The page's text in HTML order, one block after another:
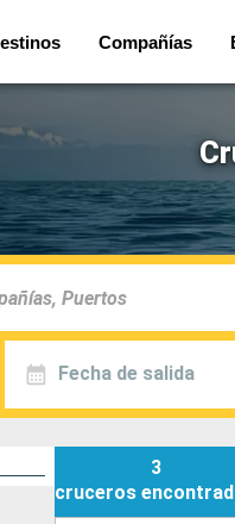
Compañías
Fecha de salida
3
cruceros